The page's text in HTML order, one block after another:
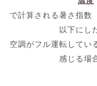
で計算される暑さ指
以下にし
空調がフル運転してい
感じる場